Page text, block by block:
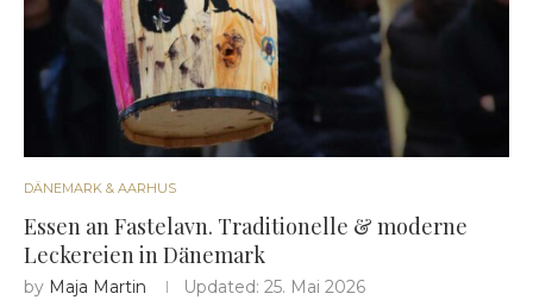
DÄNEMARK & AARHUS
Essen an Fastelavn. Traditionelle & moderne
Leckereien in Dänemark
by Maja Martin Updated: 25. Mai 2026